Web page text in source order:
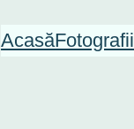
AcasăFotografii